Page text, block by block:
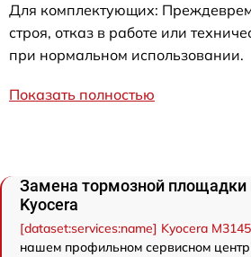
Для комплектующих:
строя, отказ в работе или
при нормальном использовании.
Показать полностью
Замена тормозной
Kyocera
[dataset:services:name] Kyocera
нашем профильном сервисном